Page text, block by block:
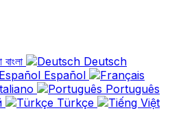
বাংলা
Deutsch
Español
Português
Türkçe